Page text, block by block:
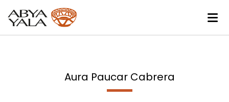
Aura Paucar Cabrera